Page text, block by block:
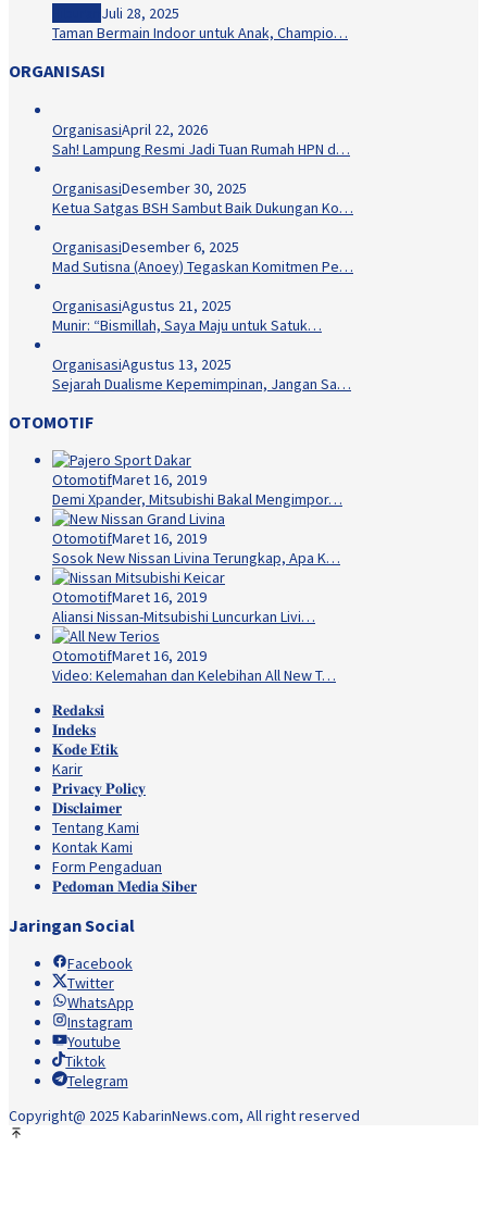
Juli 28, 2025
Taman Bermain Indoor untuk Anak, Champio…
ORGANISASI
OrganisasiApril 22, 2026
Sah! Lampung Resmi Jadi Tuan Rumah HPN d…
OrganisasiDesember 30, 2025
Ketua Satgas BSH Sambut Baik Dukungan Ko…
OrganisasiDesember 6, 2025
Mad Sutisna (Anoey) Tegaskan Komitmen Pe…
OrganisasiAgustus 21, 2025
Munir: “Bismillah, Saya Maju untuk Satuk…
OrganisasiAgustus 13, 2025
Sejarah Dualisme Kepemimpinan, Jangan Sa…
OTOMOTIF
OtomotifMaret 16, 2019
Demi Xpander, Mitsubishi Bakal Mengimpor…
OtomotifMaret 16, 2019
Sosok New Nissan Livina Terungkap, Apa K…
OtomotifMaret 16, 2019
Aliansi Nissan-Mitsubishi Luncurkan Livi…
OtomotifMaret 16, 2019
Video: Kelemahan dan Kelebihan All New T…
𝐑𝐞𝐝𝐚𝐤𝐬𝐢
𝐈𝐧𝐝𝐞𝐤𝐬
𝐊𝐨𝐝𝐞 𝐄𝐭𝐢𝐤
Karir
𝐏𝐫𝐢𝐯𝐚𝐜𝐲 𝐏𝐨𝐥𝐢𝐜𝐲
𝐃𝐢𝐬𝐜𝐥𝐚𝐢𝐦𝐞𝐫
Tentang Kami
Kontak Kami
Form Pengaduan
𝐏𝐞𝐝𝐨𝐦𝐚𝐧 𝐌𝐞𝐝𝐢𝐚 𝐒𝐢𝐛𝐞𝐫
Jaringan Social
Facebook
Twitter
WhatsApp
Instagram
Youtube
Tiktok
Telegram
Copyright@ 2025 KabarinNews.com, All right reserved